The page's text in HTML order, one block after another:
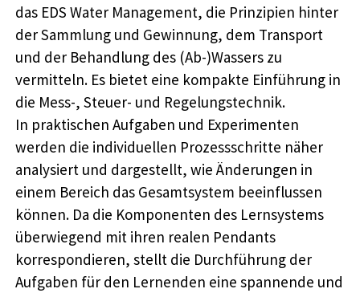
das EDS Water Management, die Prinzipien hinter
der Sammlung und Gewinnung, dem Transport
und der Behandlung des (Ab-)Wassers zu
vermitteln. Es bietet eine kompakte Einführung in
die Mess-, Steuer- und Regelungstechnik.
In praktischen Aufgaben und Experimenten
werden die individuellen Prozessschritte näher
analysiert und dargestellt, wie Änderungen in
einem Bereich das Gesamtsystem beeinflussen
können. Da die Komponenten des Lernsystems
überwiegend mit ihren realen Pendants
korrespondieren, stellt die Durchführung der
Aufgaben für den Lernenden eine spannende und